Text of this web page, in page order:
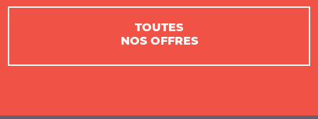
TOUTES
NOS OFFRES